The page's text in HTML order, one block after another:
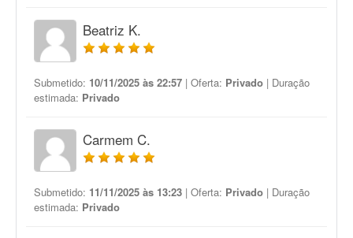
Beatriz K.
Submetido: 10/11/2025 às 22:57 | Oferta: Privado | Duração
estimada: Privado
Carmem C.
Submetido: 11/11/2025 às 13:23 | Oferta: Privado | Duração
estimada: Privado